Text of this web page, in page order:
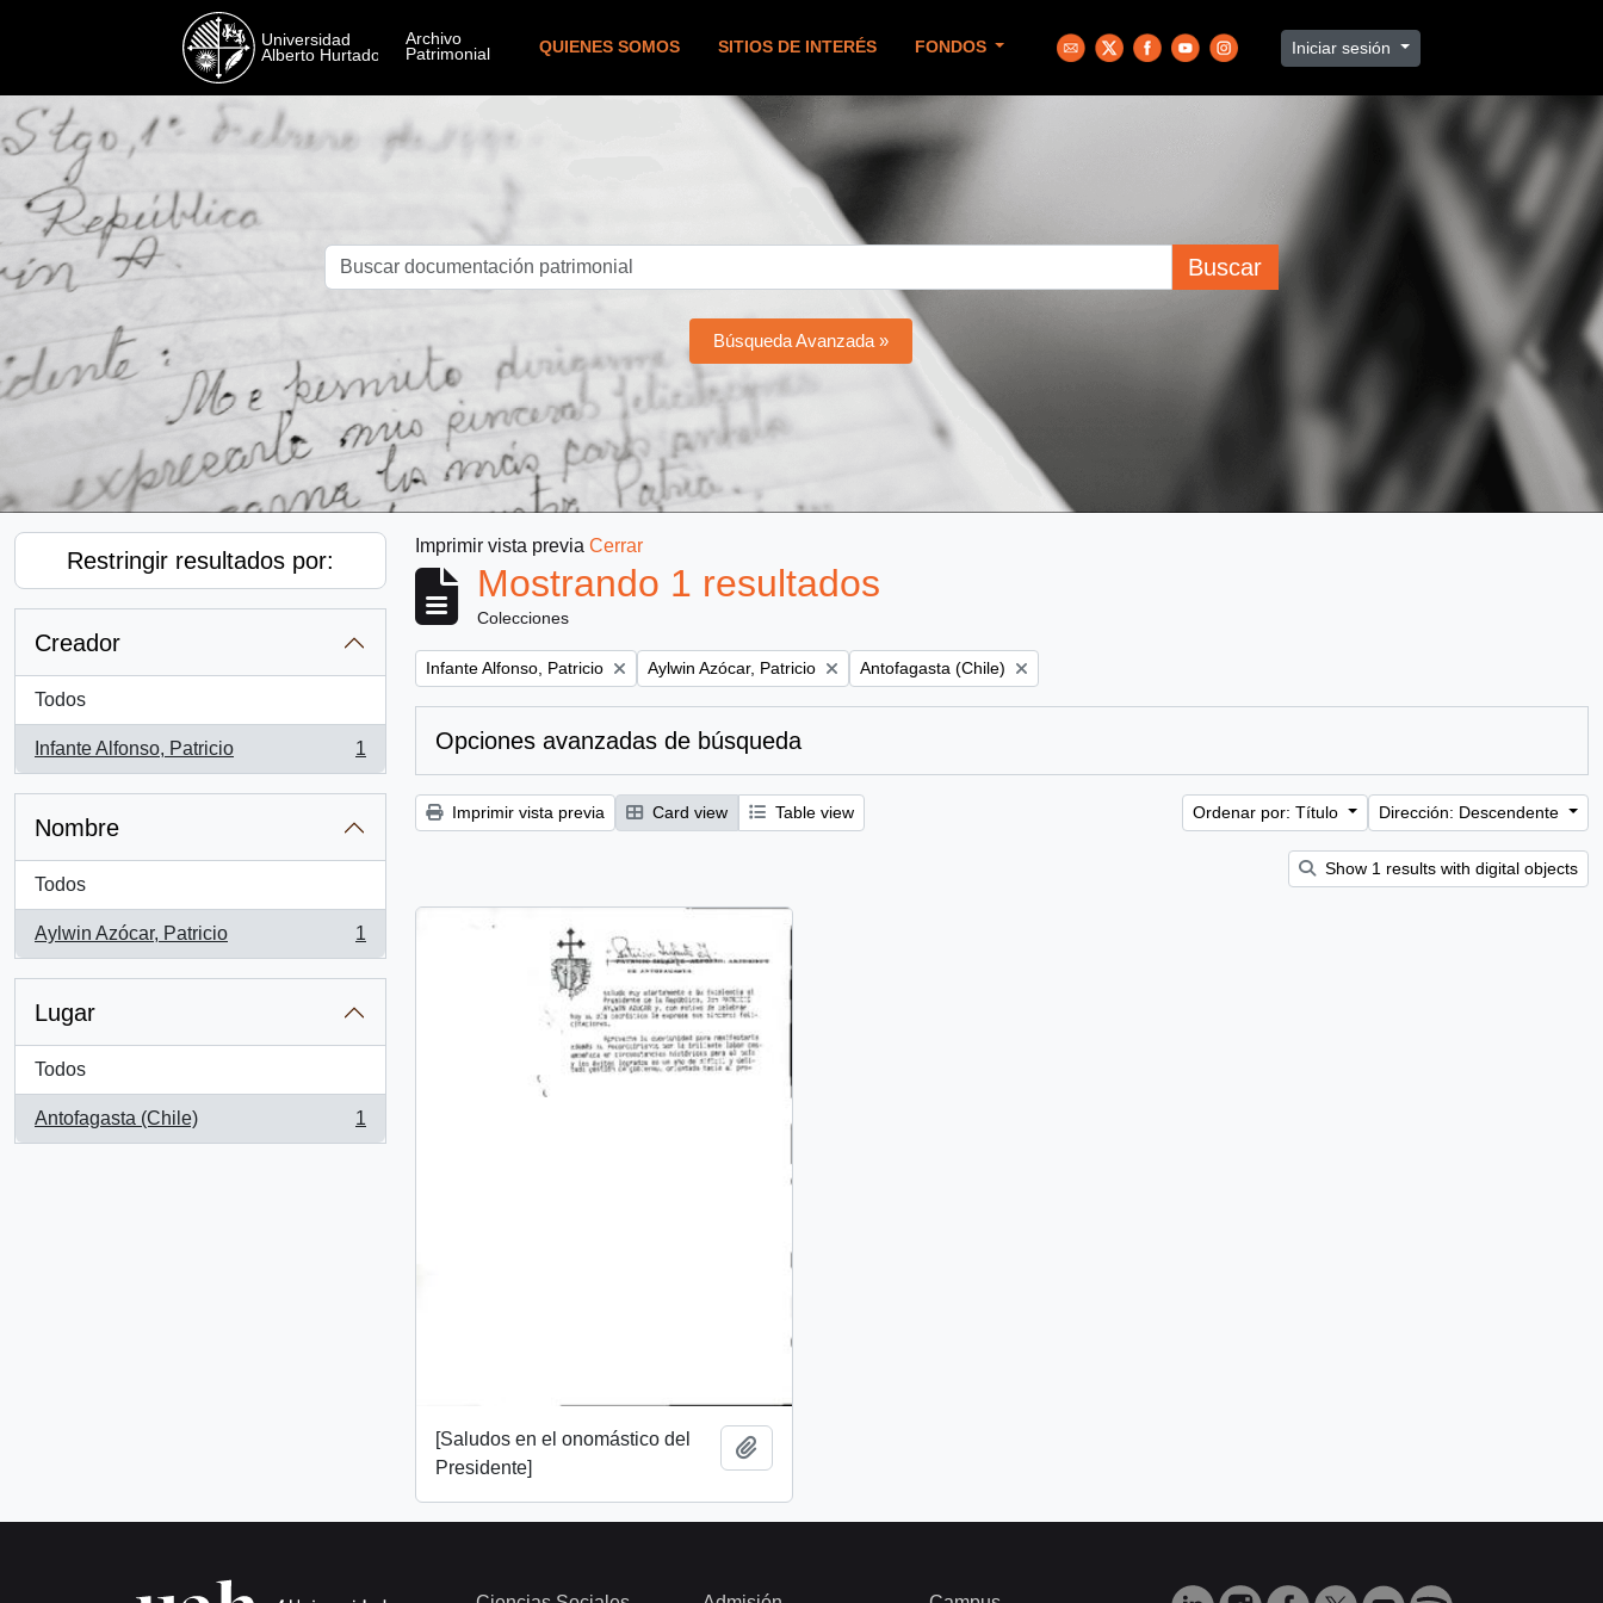
QUIENES SOMOS SITIOS DE INTERÉS FONDOS Iniciar sesión
Buscar
Búsqueda Avanzada »
Restringir resultados por:
Creador
Todos
Infante Alfonso, Patricio
, 1 resultados
1
Nombre
Todos
Aylwin Azócar, Patricio
, 1 resultados
1
Lugar
Todos
Antofagasta (Chile)
, 1 resultados
1
Imprimir vista previa Cerrar
Mostrando 1 resultados
Colecciones
Remove filter:
Infante Alfonso, Patricio Remove filter:
Aylwin Azócar, Patricio Remove filter:
Antofagasta (Chile)
Opciones avanzadas de búsqueda
Imprimir vista previa Card view Table view Ordenar por: Título Dirección: Descendente
Show 1 results with digital objects
[Saludos en el onomástico del
Presidente]